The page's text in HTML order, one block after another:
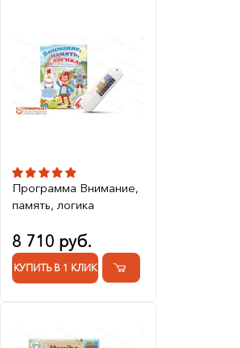
Программа Внимание,
память, логика
8 710 руб.
КУПИТЬ В 1 КЛИК